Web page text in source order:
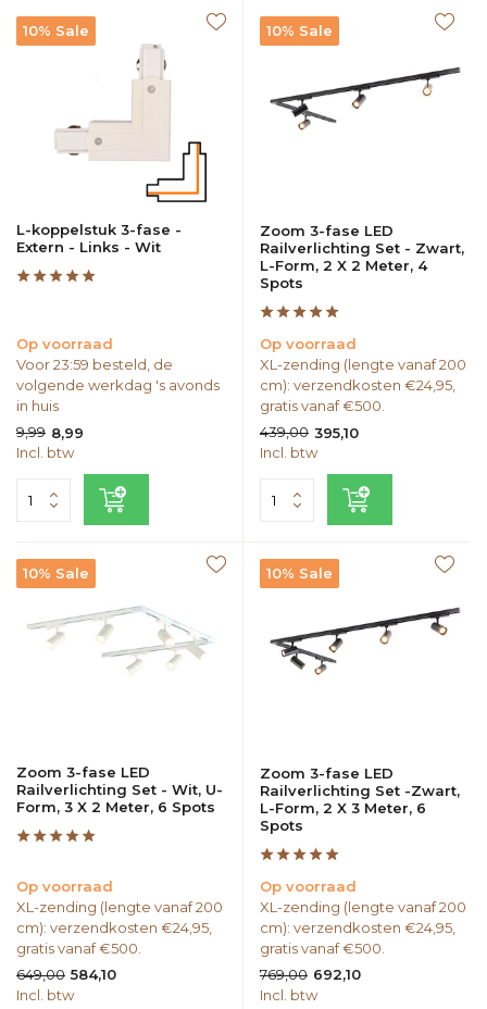
10% Sale
L-koppelstuk 3-fase -
Extern - Links - Wit
Op voorraad
Voor 23:59 besteld, de
volgende werkdag 's avonds
in huis
9,99 8,99
Incl. btw
10% Sale
Zoom 3-fase LED
Railverlichting Set - Zwart,
L-Form, 2 X 2 Meter, 4
Spots
Op voorraad
XL-zending (lengte vanaf 200
cm): verzendkosten €24,95,
gratis vanaf €500.
439,00 395,10
Incl. btw
10% Sale
Zoom 3-fase LED
Railverlichting Set - Wit, U-
Form, 3 X 2 Meter, 6 Spots
Op voorraad
XL-zending (lengte vanaf 200
cm): verzendkosten €24,95,
gratis vanaf €500.
649,00 584,10
Incl. btw
10% Sale
Zoom 3-fase LED
Railverlichting Set -Zwart,
L-Form, 2 X 3 Meter, 6
Spots
Op voorraad
XL-zending (lengte vanaf 200
cm): verzendkosten €24,95,
gratis vanaf €500.
769,00 692,10
Incl. btw